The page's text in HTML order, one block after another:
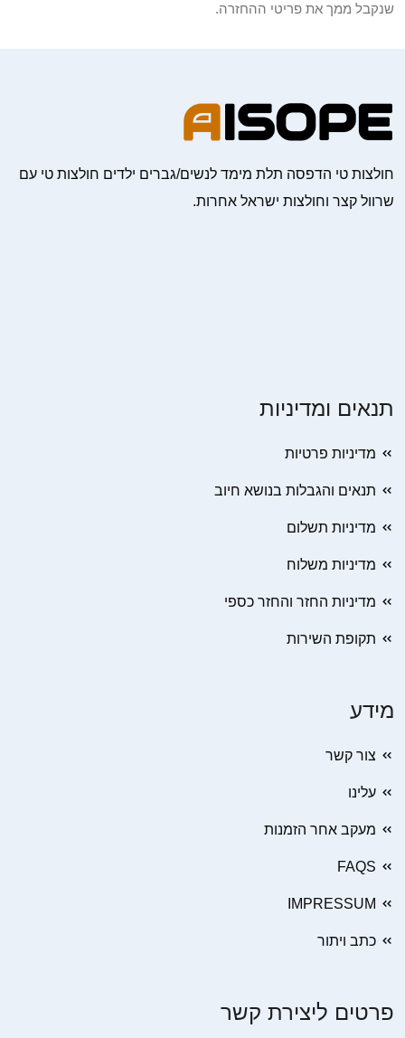
שנקבל ממך את פריטי ההחזרה.
חולצות טי הדפסה תלת מימד לנשים/גברים ילדים חולצות טי עם
שרוול קצר וחולצות ישראל אחרות.
תנאים ומדיניות
מדיניות פרטיות
תנאים והגבלות בנושא חיוב
מדיניות תשלום
מדיניות משלוח
מדיניות החזר והחזר כספי
תקופת השירות
מידע
צור קשר
עלינו
מעקב אחר הזמנות
FAQS
IMPRESSUM
כתב ויתור
פרטים ליצירת קשר